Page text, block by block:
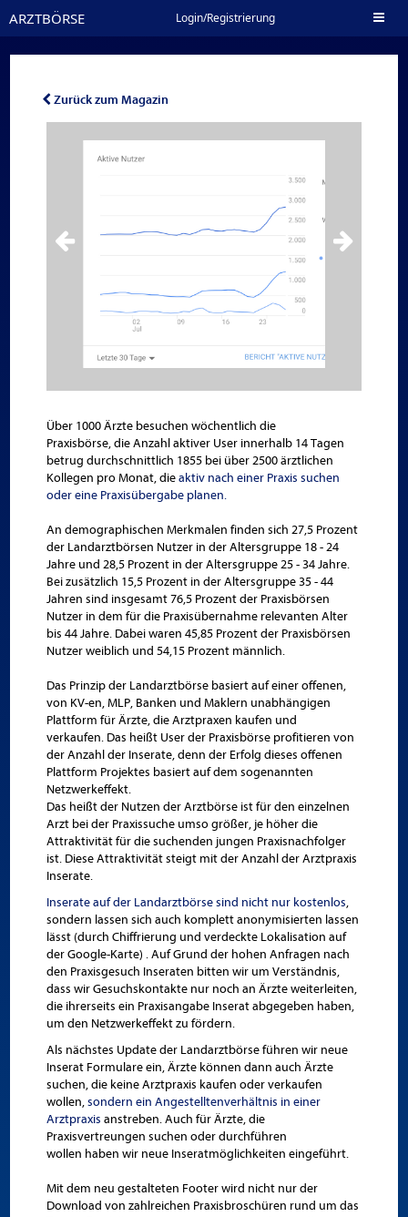
ARZTBÖRSE Login/Registrierung
Zurück zum Magazin
Über 1000 Ärzte besuchen wöchentlich die
Praxisbörse, die Anzahl aktiver User innerhalb 14 Tagen
betrug durchschnittlich 1855 bei über 2500 ärztlichen
Kollegen pro Monat, dieaktiv nach einer Praxis suchen
oder eine Praxisübergabe planen.
An demographischen Merkmalen finden sich 27,5 Prozent
der Landarztbörsen Nutzer in der Altersgruppe 18 - 24
Jahre und 28,5 Prozent in der Altersgruppe 25 - 34 Jahre.
Bei zusätzlich 15,5 Prozent in der Altersgruppe 35 - 44
Jahren sind insgesamt 76,5 Prozent der Praxisbörsen
Nutzer in dem für die Praxisübernahme relevanten Alter
bis 44 Jahre. Dabei waren 45,85 Prozent der Praxisbörsen
Nutzer weiblich und 54,15 Prozent männlich.
Das Prinzip der Landarztbörse basiert auf einer offenen,
von KV-en, MLP, Banken und Maklern unabhängigen
Plattform für Ärzte, die Arztpraxen kaufen und
verkaufen. Das heißt User der Praxisbörse profitieren von
der Anzahl der Inserate, denn der Erfolg dieses offenen
Plattform Projektes basiert auf dem sogenannten
Netzwerkeffekt.
Das heißt der Nutzen der Arztbörse ist für den einzelnen
Arzt bei der Praxissuche umso größer, je höher die
Attraktivität für die suchenden jungen Praxisnachfolger
ist. Diese Attraktivität steigt mit der Anzahl der Arztpraxis
Inserate.
Inserate auf der Landarztbörse sind nicht nur kostenlos,
sondern lassen sich auch komplett anonymisierten lassen
lässt (durch Chiffrierung und verdeckte Lokalisation auf
der Google-Karte) . Auf Grund der hohen Anfragen nach
den Praxisgesuch Inseraten bitten wir um Verständnis,
dass wir Gesuchskontakte nur noch an Ärzte weiterleiten,
die ihrerseits ein Praxisangabe Inserat abgegeben haben,
um den Netzwerkeffekt zu fördern.
Als nächstes Update der Landarztbörse führen wir neue
Inserat Formulare ein, Ärzte können dann auch Ärzte
suchen, die keine Arztpraxis kaufen oder verkaufen
wollen,sondern ein Angestelltenverhältnis in einer
Arztpraxis anstreben. Auch für Ärzte, die
Praxisvertreungen suchen oder durchführen
wollen haben wir neue Inseratmöglichkeiten eingeführt.
Mit dem neu gestalteten Footer wird nicht nur der
Download von zahlreichen Praxisbroschüren rund um das